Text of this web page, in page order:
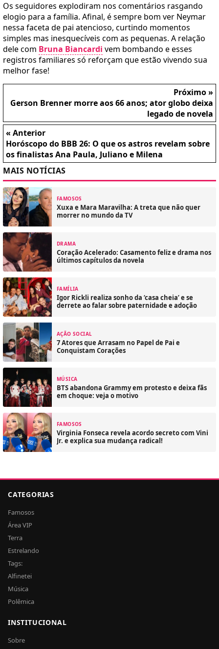
Os seguidores explodiram nos comentários rasgando
elogio para a família. Afinal, é sempre bom ver Neymar
nessa faceta de pai atencioso, curtindo momentos
simples mas inesquecíveis com as pequenas. A relação
dele com Bruna Biancardi vem bombando e esses
registros familiares só reforçam que estão vivendo sua
melhor fase!
Próximo »
Gerson Brenner morre aos 66 anos; ator globo deixa
legado de novela
« Anterior
Horóscopo do BBB 26: O que os astros revelam sobre
os finalistas Ana Paula, Juliano e Milena
MAIS NOTÍCIAS
FAMOSOS
Xuxa e Mara Maravilha: A treta que não quer
morrer no mundo da TV
DRAMA
Coração Acelerado: Casamento feliz e drama nos
últimos capítulos da novela
FAMÍLIA
Igor Rickli realiza sonho da ‘casa cheia’ e se
derrete ao falar sobre paternidade e adoção
AÇÃO SOCIAL
7 Atores que Arrasam no Papel de Pai e
Conquistam Corações
MÚSICA
BTS abandona Grammy em protesto e deixa fãs
em choque: veja o motivo
FAMOSOS
Virginia Fonseca revela acordo secreto com Vini
Jr. e explica sua mudança radical!
CATEGORIAS
Famosos
Área VIP
Terra
Estrelando
Tags:
Alfinetei
Música
Polêmica
INSTITUCIONAL
Sobre